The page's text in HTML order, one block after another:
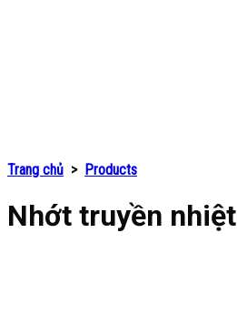
Trang chủ > Products
Nhớt truyền nhiệt